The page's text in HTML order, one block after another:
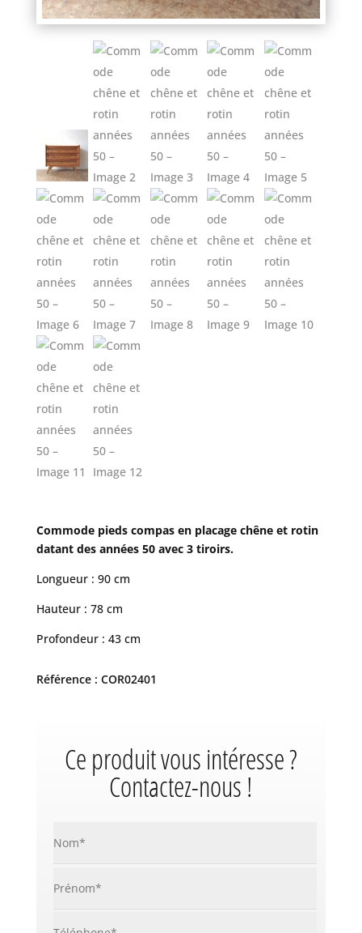
Commode pieds compas en placage chêne et rotin
datant des années 50 avec 3 tiroirs.
Longueur : 90 cm
Hauteur : 78 cm
Profondeur : 43 cm
Référence : COR02401
Ce produit vous intéresse ?
Contactez-nous !